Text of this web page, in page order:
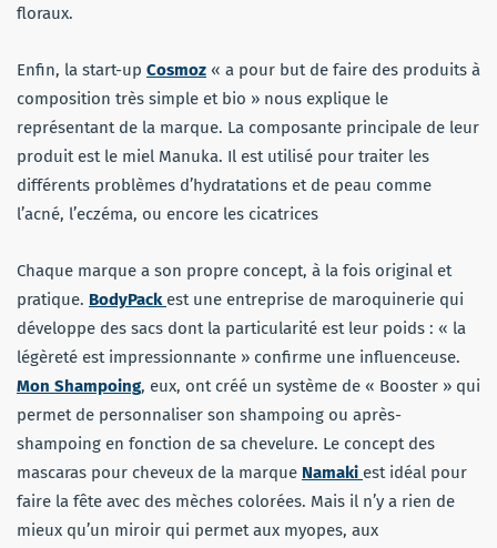
floraux.
Enfin, la start-up Cosmoz « a pour but de faire des produits à
composition très simple et bio » nous explique le
représentant de la marque. La composante principale de leur
produit est le miel Manuka. Il est utilisé pour traiter les
différents problèmes d’hydratations et de peau comme
l’acné, l’eczéma, ou encore les cicatrices
Chaque marque a son propre concept, à la fois original et
pratique. BodyPack est une entreprise de maroquinerie qui
développe des sacs dont la particularité est leur poids : « la
légèreté est impressionnante » confirme une influenceuse.
Mon Shampoing, eux, ont créé un système de « Booster » qui
permet de personnaliser son shampoing ou après-
shampoing en fonction de sa chevelure. Le concept des
mascaras pour cheveux de la marque Namaki est idéal pour
faire la fête avec des mèches colorées. Mais il n’y a rien de
mieux qu’un miroir qui permet aux myopes, aux